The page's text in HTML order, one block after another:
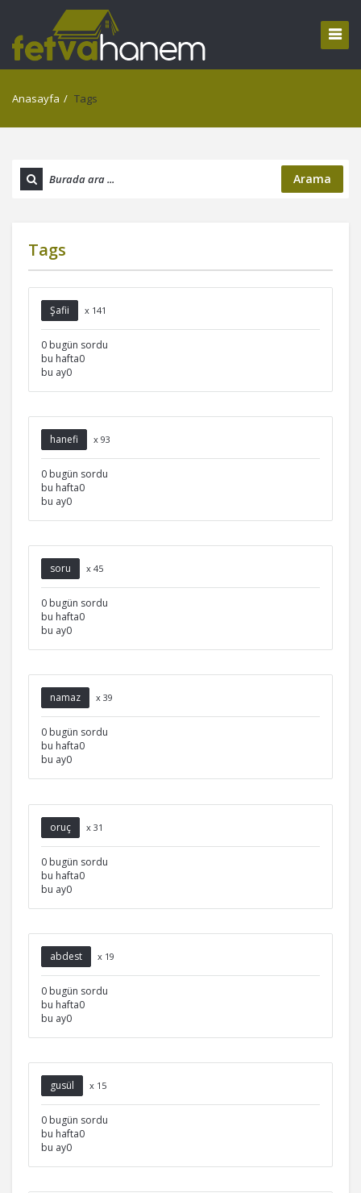
Anasayfa / Tags
Arama
Tags
Şafii x 141
0 bugün sordu
bu hafta0
bu ay0
hanefi x 93
0 bugün sordu
bu hafta0
bu ay0
soru x 45
0 bugün sordu
bu hafta0
bu ay0
namaz x 39
0 bugün sordu
bu hafta0
bu ay0
oruç x 31
0 bugün sordu
bu hafta0
bu ay0
abdest x 19
0 bugün sordu
bu hafta0
bu ay0
gusül x 15
0 bugün sordu
bu hafta0
bu ay0